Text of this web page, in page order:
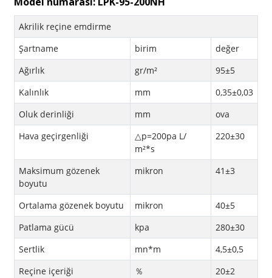
Akrilik reçine emdirme
Şartname
birim
değer
Ağırlık
gr/m²
95±5
Kalınlık
mm
0,35±0,03
Oluk derinliği
mm
ova
Hava geçirgenliği
△p=200pa L/
m²*s
220±30
Maksimum gözenek
boyutu
mikron 41±3
Ortalama gözenek boyutu mikron
40±5
Patlama gücü
kpa
280±30
Sertlik
mn*m
4,5±0,5
Reçine içeriği
％
20±2